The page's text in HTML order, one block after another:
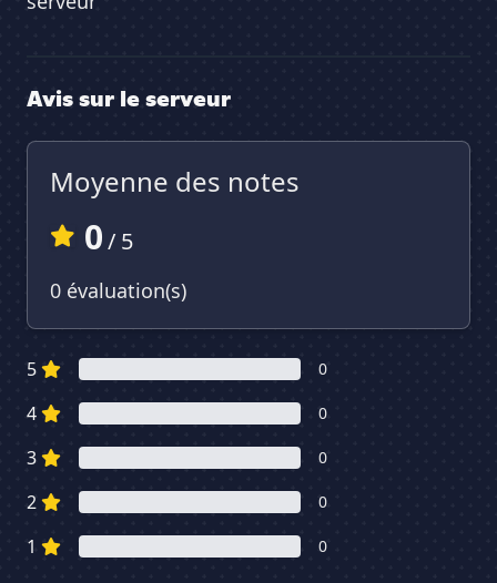
Avis sur le serveur
Moyenne des notes
0/ 5
0 évaluation(s)
5 0
4 0
3 0
2 0
1 0